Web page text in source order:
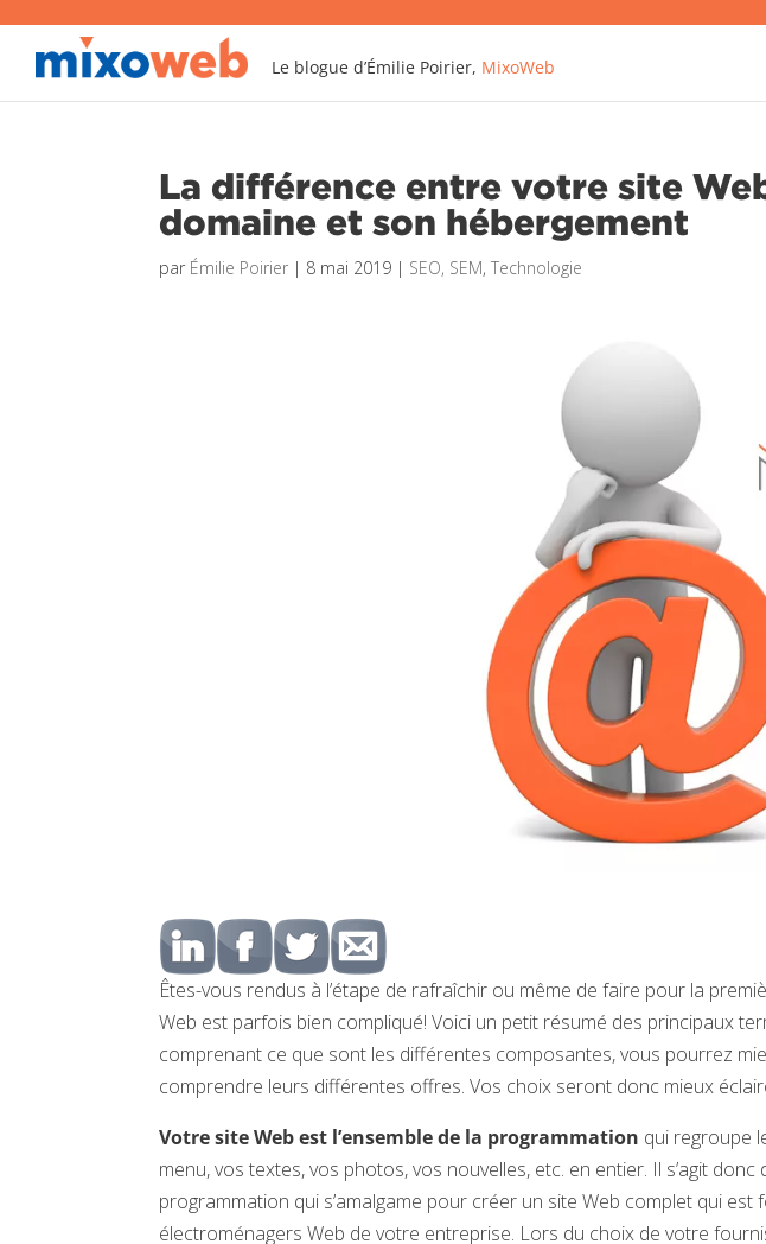
Le blogue d’Émilie Poirier, MixoWeb
La différence entre votre site
domaine et son hébergement
par Émilie Poirier | 8 mai 2019 | SEO, SEM,Technologie
Êtes-vous rendus à l’étape de rafraîchir ou même de faire pour la
Web est parfois bien compliqué! Voici un petit résumé des principaux
comprenant ce que sont les différentes composantes, vous pourrez
comprendre leurs différentes offres. Vos choix seront donc mieux
Votre site Web est l’ensemble de la programmation qui regroupe
menu, vos textes, vos photos, vos nouvelles, etc. en entier. Il s’agit donc
programmation qui s’amalgame pour créer un site Web complet qui est
électroménagers Web de votre entreprise. Lors du choix de votre